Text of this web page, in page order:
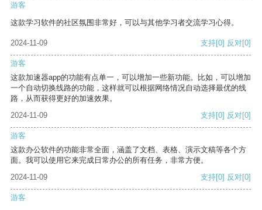
游客
这款学习软件的社区氛围非常好，可以与其他学习者交流学习心得。
2024-11-09 支持[0] 反对[0]
游客
这款加速器app的功能有点单一，可以增加一些新功能。比如，可以增加
一个自动切换线路的功能，这样就可以根据网络情况自动选择最优的线
路，从而获得更好的加速效果。
2024-11-09
支持[0] 反对[0]
游客
这款办公软件的功能非常全面，涵盖了文档、表格、演示文稿等各个方
面。我可以使用它来完成日常办公的所有任务，非常方便。
2024-11-09
支持[0] 反对[0]
游客